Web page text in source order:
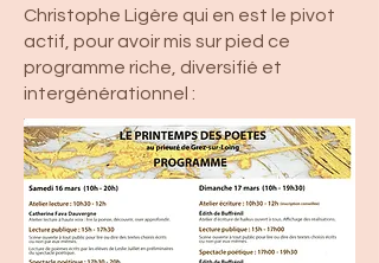
Christophe Ligère qui en est le pivot
actif, pour avoir mis sur pied ce
programme riche, diversifié et
intergénérationnel :